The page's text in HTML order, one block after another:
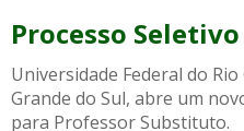
Processo Seletivo
Universidade Federal do Rio
Grande do Sul, abre um
para Professor Substituto.